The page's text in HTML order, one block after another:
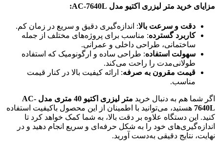
مزایای خرید متر لیزری اکتیو مدل AC-7640L:
دقت و سرعت بالا: اندازه‌گیری دقیق و سریع در زمان کم.
کاربرد گسترده: مناسب برای پروژه‌های مختلف از جمله
ساختمانی، طراحی داخلی و عمرانی.
سهولت استفاده: طراحی ساده و ارگونومیک که استفاده
طولانی‌مدت را راحت می‌کند.
قیمت مقرون به صرفه: ارائه کیفیت بالا در کنار قیمت
مناسب.
اگر شما هم به دنبال خرید
متر لیزری اکتیو 40 متری مدل AC-
7640L هستید، می‌توانید با اطمینان از این محصول باکیفیت استفاده
کنید. این دستگاه علاوه بر دقت بالا، به شما کمک خواهد کرد تا
اندازه‌گیری‌های خود را به شکل حرفه‌ای و سریع انجام دهید و در
نهایت، نتایج دقیقی به‌دست آورید.